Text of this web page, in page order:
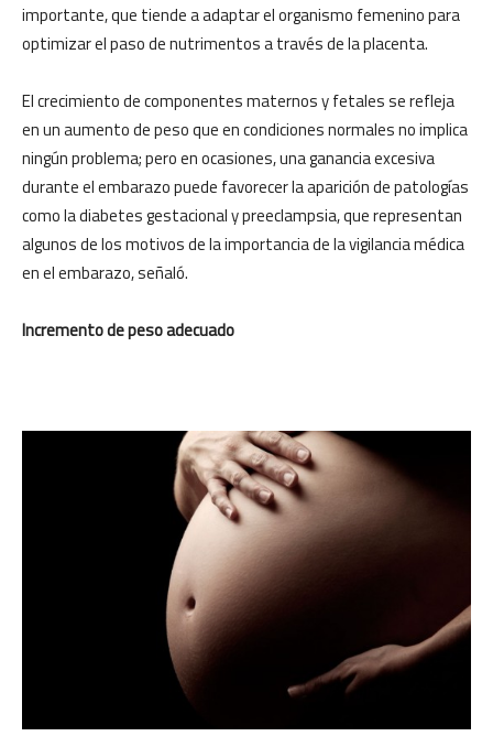
importante, que tiende a adaptar el organismo femenino para
optimizar el paso de nutrimentos a través de la placenta.
El crecimiento de componentes maternos y fetales se refleja
en un aumento de peso que en condiciones normales no implica
ningún problema; pero en ocasiones, una ganancia excesiva
durante el embarazo puede favorecer la aparición de patologías
como la diabetes gestacional y preeclampsia, que representan
algunos de los motivos de la importancia de la vigilancia médica
en el embarazo, señaló.
Incremento de peso adecuado